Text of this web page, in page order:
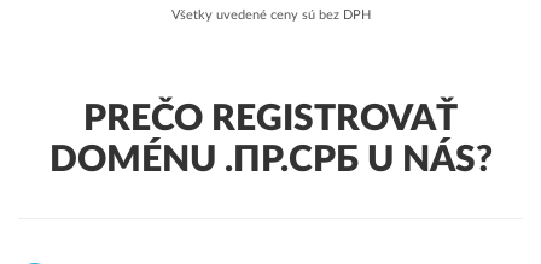
Všetky uvedené ceny sú bez DPH
PREČO REGISTROVAŤ
DOMÉNU .ПР.СРБ U NÁS?